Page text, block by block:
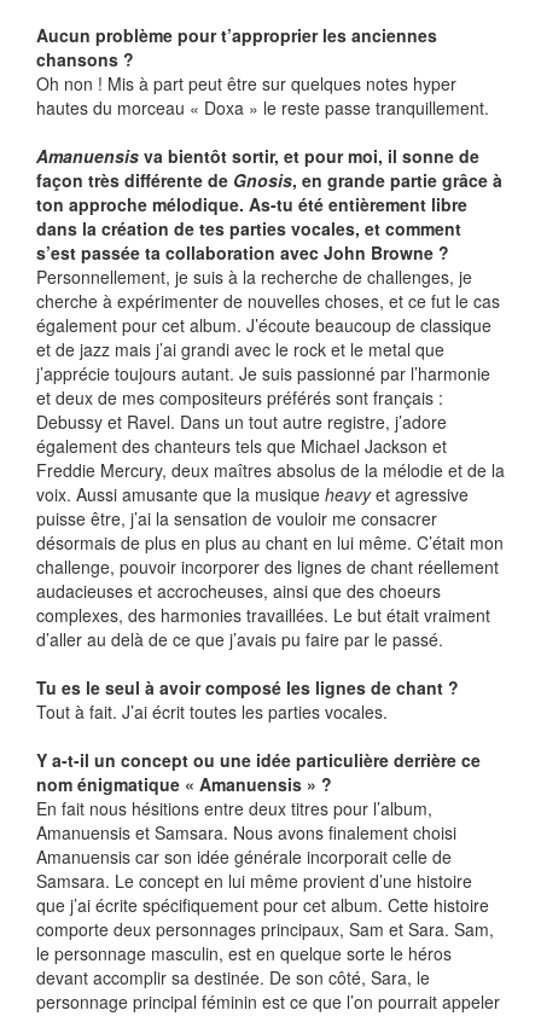
Aucun problème pour t’approprier les anciennes
chansons ?
Oh non ! Mis à part peut être sur quelques notes hyper
hautes du morceau « Doxa » le reste passe tranquillement.
Amanuensis va bientôt sortir, et pour moi, il sonne de
façon très différente de Gnosis, en grande partie grâce à
ton approche mélodique. As-tu été entièrement libre
dans la création de tes parties vocales, et comment
s’est passée ta collaboration avec John Browne ?
Personnellement, je suis à la recherche de challenges, je
cherche à expérimenter de nouvelles choses, et ce fut le cas
également pour cet album. J’écoute beaucoup de classique
et de jazz mais j’ai grandi avec le rock et le metal que
j’apprécie toujours autant. Je suis passionné par l’harmonie
et deux de mes compositeurs préférés sont français :
Debussy et Ravel. Dans un tout autre registre, j’adore
également des chanteurs tels que Michael Jackson et
Freddie Mercury, deux maîtres absolus de la mélodie et de la
voix. Aussi amusante que la musique heavyet agressive
puisse être, j’ai la sensation de vouloir me consacrer
désormais de plus en plus au chant en lui même. C’était mon
challenge, pouvoir incorporer des lignes de chant réellement
audacieuses et accrocheuses, ainsi que des choeurs
complexes, des harmonies travaillées. Le but était vraiment
d’aller au delà de ce que j’avais pu faire par le passé.
Tu es le seul à avoir composé les lignes de chant ?
Tout à fait. J’ai écrit toutes les parties vocales.
Y a-t-il un concept ou une idée particulière derrière ce
nom énigmatique « Amanuensis » ?
En fait nous hésitions entre deux titres pour l’album,
Amanuensis et Samsara. Nous avons finalement choisi
Amanuensis car son idée générale incorporait celle de
Samsara. Le concept en lui même provient d’une histoire
que j’ai écrite spécifiquement pour cet album. Cette histoire
comporte deux personnages principaux, Sam et Sara. Sam,
le personnage masculin, est en quelque sorte le héros
devant accomplir sa destinée. De son côté, Sara, le
personnage principal féminin est ce que l’on pourrait appeler